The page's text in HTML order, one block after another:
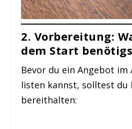
2. Vorbereitung:
dem Start
Bevor du ein Angebot im
listen kannst, solltest du
bereithalten: